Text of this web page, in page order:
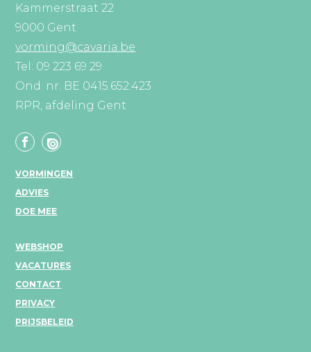
Kammerstraat 22
9000 Gent
vorming@cavaria.be
Tel: 09 223 69 29
Ond. nr. BE 0415.652.423
RPR, afdeling Gent
VORMINGEN
ADVIES
DOE MEE
WEBSHOP
VACATURES
CONTACT
PRIVACY
PRIJSBELEID